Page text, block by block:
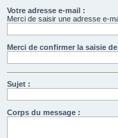
Votre adresse e-mail :
Merci de saisir une adresse e-
Merci de confirmer la saisie de
Sujet :
Corps du message :